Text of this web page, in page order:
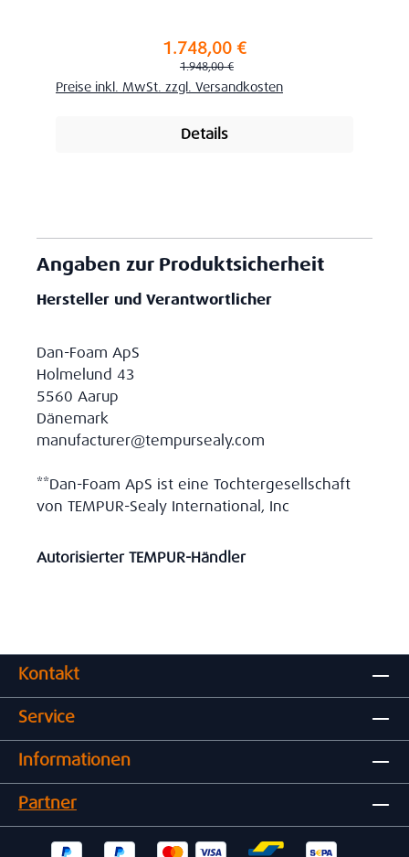
Verkaufspreis:1.748,00 €
Regulärer Preis:
1.948,00 €
Preise inkl. MwSt. zzgl. Versandkosten
Details
Angaben zur Produktsicherheit
Hersteller und Verantwortlicher
Dan-Foam ApS
Holmelund 43
5560 Aarup
Dänemark
manufacturer@tempursealy.com
**Dan-Foam ApS ist eine Tochtergesellschaft
von TEMPUR-Sealy International, Inc
Autorisierter TEMPUR-Händler
Kontakt
Service
Informationen
Partner